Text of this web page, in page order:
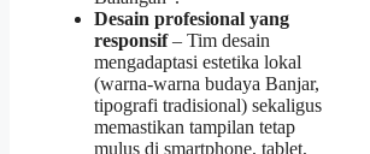
Desain profesional yang
responsif– Tim desain
mengadaptasi estetika lokal
(warna-warna budaya Banjar,
tipografi tradisional) sekaligus
memastikan tampilan tetap
mulus di smartphone, tablet,